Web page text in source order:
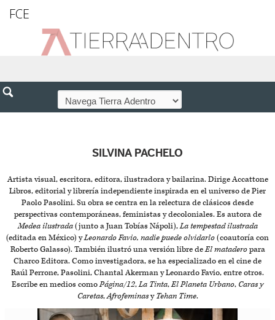
FCE
SILVINA PACHELO
Artista visual, escritora, editora, ilustradora y bailarina. Dirige Accattone
Libros, editorial y librería independiente inspirada en el universo de Pier
Paolo Pasolini. Su obra se centra en la relectura de clásicos desde
perspectivas contemporáneas, feministas y decoloniales. Es autora de
Medea ilustrada(junto a Juan Tobías Nápoli),La tempestad ilustrada
(editada en México) yLeonardo Favio, nadie puede olvidarlo(coautoría con
Roberto Galasso). También ilustró una versión libre deEl mataderopara
Charco Editora. Como investigadora, se ha especializado en el cine de
Raúl Perrone, Pasolini, Chantal Akerman y Leonardo Favio, entre otros.
Escribe en medios comoPágina/12,La Tinta,El Planeta Urbano, Caras y
Caretas,AfrofeminasyTehan Time.